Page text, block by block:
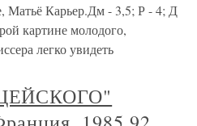
Матьё Карьер.Дм - 3,5; Р - 4; Д
картине молодого,
легко увидеть